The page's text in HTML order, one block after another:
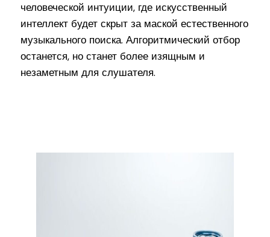
человеческой интуиции, где искусственный
интеллект будет скрыт за маской естественного
музыкального поиска. Алгоритмический отбор
останется, но станет более изящным и
незаметным для слушателя.